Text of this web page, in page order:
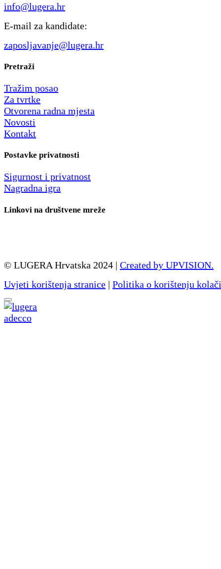
info@lugera.hr
E-mail za kandidate:
zaposljavanje@lugera.hr
Pretraži
Tražim posao
Za tvrtke
Otvorena radna mjesta
Novosti
Kontakt
Postavke privatnosti
Sigurnost i privatnost
Nagradna igra
Linkovi na društvene mreže
© LUGERA Hrvatska 2024 | Created by UPVISION.
Uvjeti korištenja stranice | Politika o korištenju